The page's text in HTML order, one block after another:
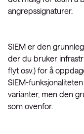
angrepssignaturer.
SIEM er den
der du bruker
flyt osv.) for å
SIEM-
varianter, men den
som ovenfor.